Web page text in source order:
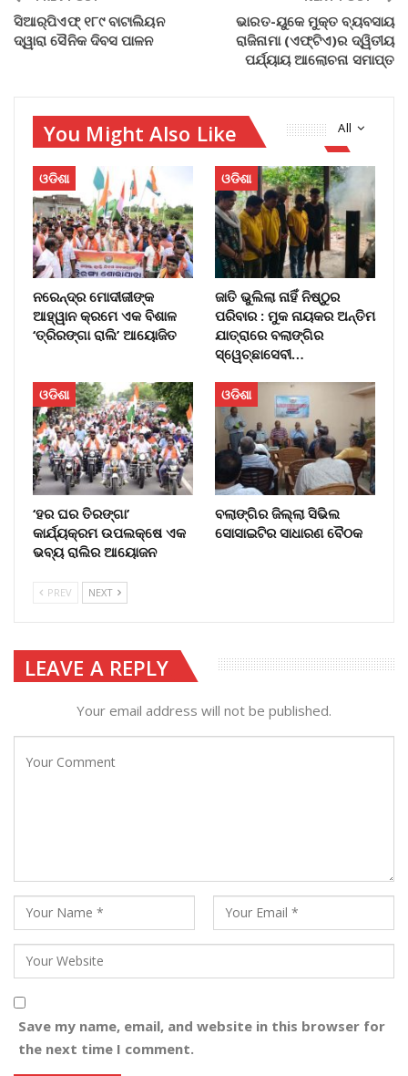
ସିଆର୍‌ପିଏଫ୍‌ ୧୮୯ ବାଟାଲିୟନ
ଦ୍ୱାରା ସୈନିକ ଦିବସ ପାଳନ
ଭାରତ-ୟୁକେ ମୁକ୍ତ ବ୍ୟବସାୟ
ରାଜିନାମା (ଏଫ୍‌ଟିଏ)ର ଦ୍ୱିତୀୟ
ପର୍ଯ୍ୟାୟ ଆଲୋଚନା ସମାପ୍ତ
All
You Might Also Like
ଓଡିଶା
ନରେନ୍ଦ୍ର ମୋଦୀଜୀଙ୍କ
ଆହ୍ୱାନ କ୍ରମେ ଏକ ବିଶାଳ
‘ତ୍ରିରଙ୍ଗା ରାଲି’ ଆୟୋଜିତ
ଓଡିଶା
​ଜାତି ଭୁଲିଲା ନାହିଁ ନିଷ୍ଠୁର
ପରିବାର : ମୁକ ନାୟକର ଅନ୍ତିମ
ଯାତ୍ରାରେ ବଲାଙ୍ଗିର
ସ୍ୱେଚ୍ଛାସେବୀ…
ଓଡିଶା
‘ହର ଘର ତିରଙ୍ଗା’
କାର୍ଯ୍ୟକ୍ରମ ଉପଲକ୍ଷେ ଏକ
ଭବ୍ୟ ରାଲିର ଆୟୋଜନ
ଓଡିଶା
ବଲାଙ୍ଗିର ଜିଲ୍ଲା ସିଭିଲ
ସୋସାଇଟିର ସାଧାରଣ ବୈଠକ
PREV NEXT
LEAVE A REPLY
Your email address will not be published.
Save my name, email, and website in this browser for
the next time I comment.